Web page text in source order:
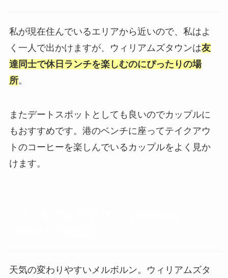
私が現在住んでいるエリアから近いので、私はよ
く一人で出かけますが、ウィリアムズタウンは友
達同士で休日ランチを楽しむのにぴったりの場
所。
またデートスポットとしても良いのでカップルに
もおすすめです。港のベンチに座ってテイクアウ
トのコーヒーを楽しんでいるカップルをよく見か
けます。
天気の変わりやすいメルボルン。ウィリアムズタ